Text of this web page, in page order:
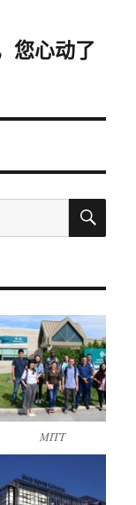
您心动了
搜
MITT